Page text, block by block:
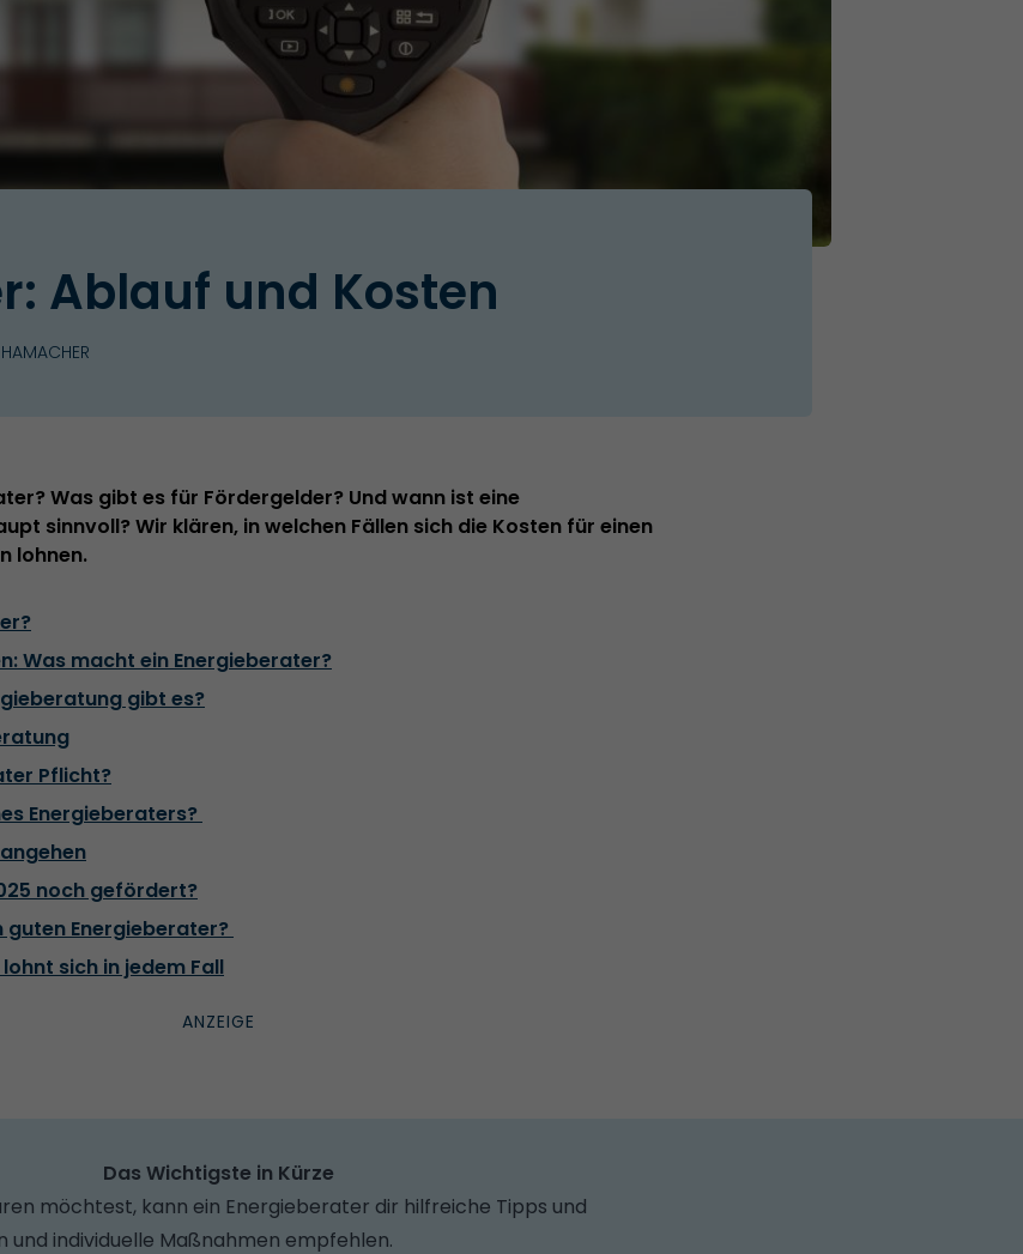
Ablauf und Kosten
Was gibt es für Fördergelder? Und wann ist eine
sinnvoll? Wir klären, in welchen Fällen sich die Kosten für einen
lohnen.
Was macht ein Energieberater?
gibt es?
Pflicht?
Energieberaters?
noch gefördert?
guten Energieberater?
sich in jedem Fall
Das Wichtigste in Kürze
möchtest, kann ein Energieberater dir hilfreiche Tipps und
und individuelle Maßnahmen empfehlen.